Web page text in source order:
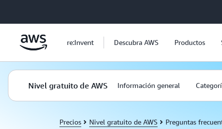
re:Invent Descubra AWS Productos
Nivel gratuito de AWS Información general
Precios Nivel gratuito de AWS Preguntas